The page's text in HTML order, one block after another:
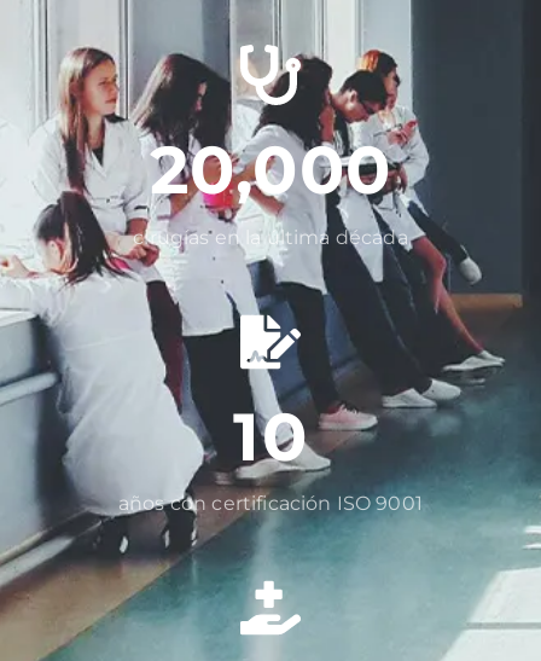
20,000
cirugías en la última década
10
años con certificación ISO 9001